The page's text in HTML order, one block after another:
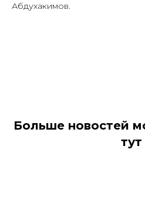
Абдухакимов.
Больше новостей
тут